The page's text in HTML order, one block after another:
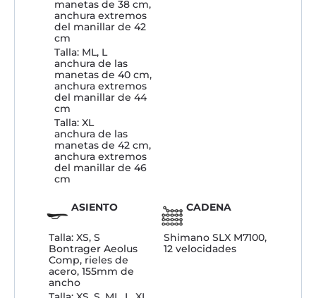
manetas de 38 cm,
anchura extremos
del manillar de 42
cm
Talla: ML, L
anchura de las
manetas de 40 cm,
anchura extremos
del manillar de 44
cm
Talla: XL
anchura de las
manetas de 42 cm,
anchura extremos
del manillar de 46
cm
ASIENTO
Talla: XS, S
Bontrager Aeolus
Comp, rieles de
acero, 155mm de
ancho
CADENA
Shimano SLX M7100,
12 velocidades